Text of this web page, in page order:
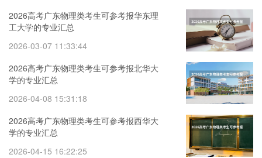
2026高考广东物理类考生可参考报华东理
工大学的专业汇总
2026-03-07 11:33:44
2026高考广东物理类考生可参考报北华大
学的专业汇总
2026-04-08 15:31:18
2026高考广东物理类考生可参考报西华大
学的专业汇总
2026-04-15 16:22:25